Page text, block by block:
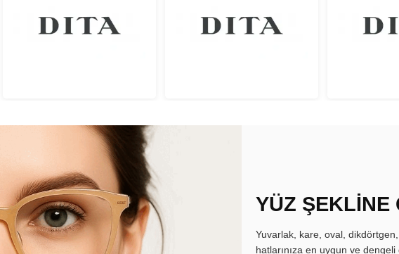
YÜZ ŞEKLİNE
Yuvarlak, kare, oval,
hatlarınıza en uygun ve